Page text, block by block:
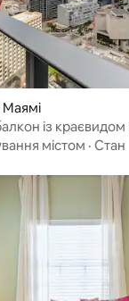
Маямі
із краєвидом
містом · Стан